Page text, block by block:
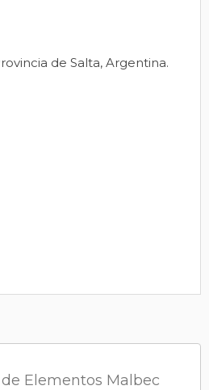
de Salta, Argentina.
Elementos Malbec